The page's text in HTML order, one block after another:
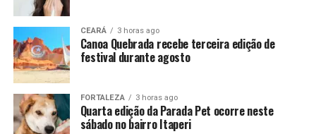
CEARÁ 3 horas ago
Canoa Quebrada recebe terceira edição de
festival durante agosto
FORTALEZA 3 horas ago
Quarta edição da Parada Pet ocorre neste
sábado no bairro Itaperi